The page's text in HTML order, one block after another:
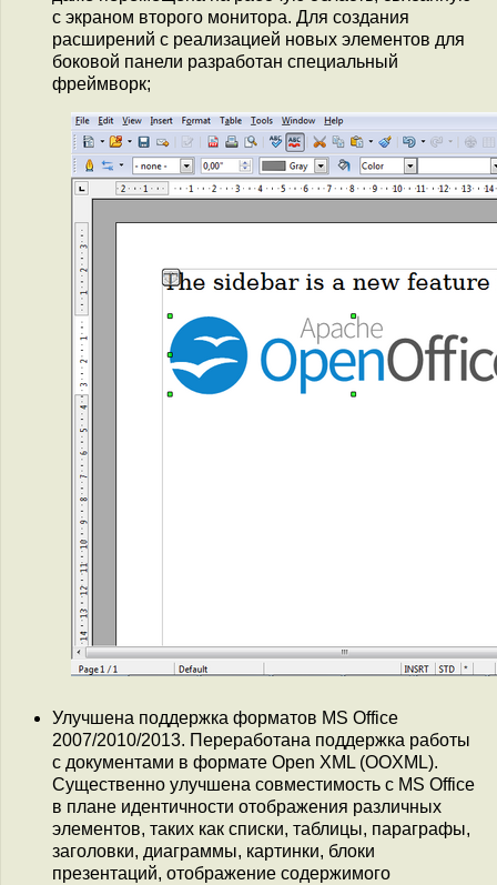
с экраном второго монитора. Для создания
расширений с реализацией новых элементов для
боковой панели разработан специальный
фреймворк;
Улучшена поддержка форматов MS Office
2007/2010/2013. Переработана поддержка работы
с документами в формате Open XML (OOXML).
Существенно улучшена совместимость с MS Office
в плане идентичности отображения различных
элементов, таких как списки, таблицы, параграфы,
заголовки, диаграммы, картинки, блоки
презентаций, отображение содержимого